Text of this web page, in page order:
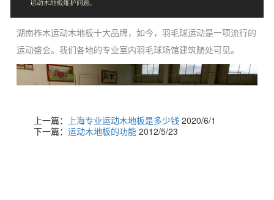
湖南柞木运动木地板十大品牌，如今，羽毛球运动是一项流行的
运动盛会。我们各地的专业室内羽毛球场馆建筑随处可见。
上一篇： 上海专业运动木地板是多少钱 2020/6/1
下一篇： 运动木地板的功能 2012/5/23